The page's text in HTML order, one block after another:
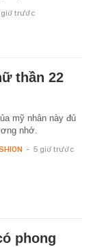
giờ trước
thần 22
mỹ nhân này đủ
nhớ.
- 5 giờ trước
phong